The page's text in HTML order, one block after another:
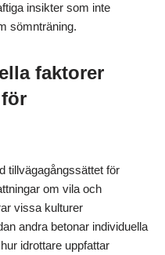
insikter som inte
sömnträning.
faktorer
tillvägagångssättet för
om vila och
vissa kulturer
andra betonar individuella
idrottare uppfattar